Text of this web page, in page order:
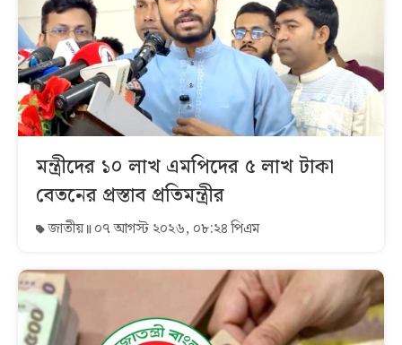
মন্ত্রীদের ১০ লাখ এমপিদের ৫ লাখ টাকা
বেতনের প্রস্তাব প্রতিমন্ত্রীর
জাতীয় ০৭ আগস্ট ২০২৬, ০৮:২৪ পিএম